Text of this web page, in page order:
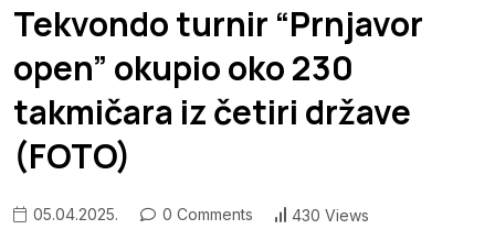
Tekvondo turnir “Prnjavor
open” okupio oko 230
takmičara iz četiri države
(FOTO)
05.04.2025. 0 Comments 430 Views